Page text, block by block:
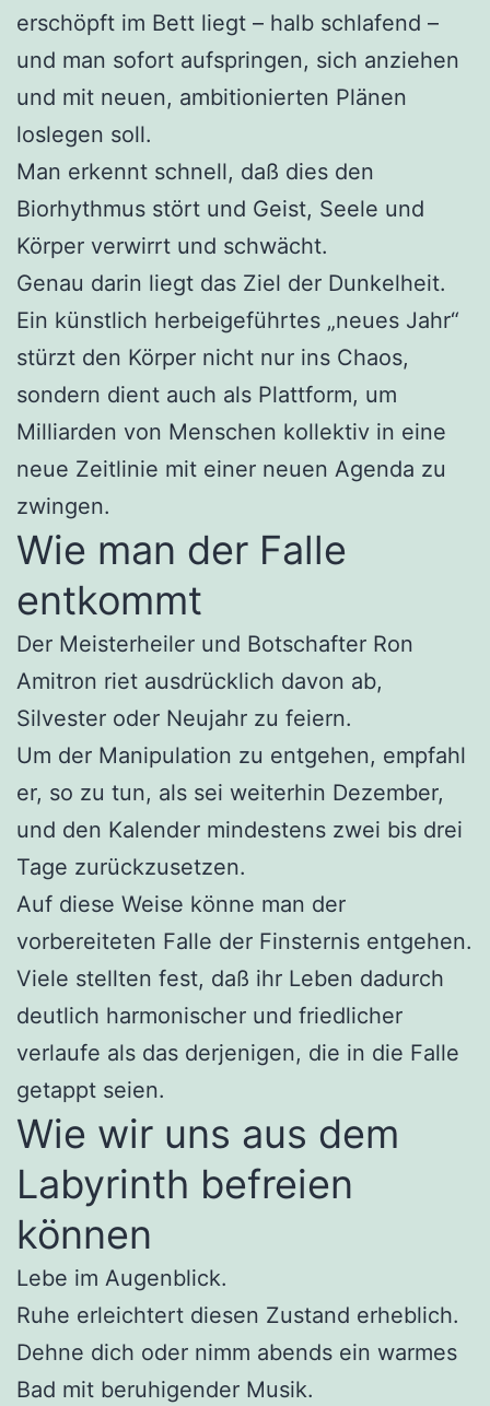
erschöpft im Bett liegt – halb schlafend –
und man sofort aufspringen, sich anziehen
und mit neuen, ambitionierten Plänen
loslegen soll.
Man erkennt schnell, daß dies den
Biorhythmus stört und Geist, Seele und
Körper verwirrt und schwächt.
Genau darin liegt das Ziel der Dunkelheit.
Ein künstlich herbeigeführtes „neues Jahr“
stürzt den Körper nicht nur ins Chaos,
sondern dient auch als Plattform, um
Milliarden von Menschen kollektiv in eine
neue Zeitlinie mit einer neuen Agenda zu
zwingen.
Wie man der Falle
entkommt
Der Meisterheiler und Botschafter Ron
Amitron riet ausdrücklich davon ab,
Silvester oder Neujahr zu feiern.
Um der Manipulation zu entgehen, empfahl
er, so zu tun, als sei weiterhin Dezember,
und den Kalender mindestens zwei bis drei
Tage zurückzusetzen.
Auf diese Weise könne man der
vorbereiteten Falle der Finsternis entgehen.
Viele stellten fest, daß ihr Leben dadurch
deutlich harmonischer und friedlicher
verlaufe als das derjenigen, die in die Falle
getappt seien.
Wie wir uns aus dem
Labyrinth befreien
können
Lebe im Augenblick.
Ruhe erleichtert diesen Zustand erheblich.
Dehne dich oder nimm abends ein warmes
Bad mit beruhigender Musik.